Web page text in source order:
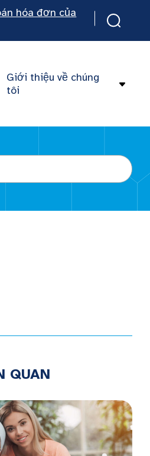
hóa đơn của
Giới thiệu về chúng
tôi
QUAN